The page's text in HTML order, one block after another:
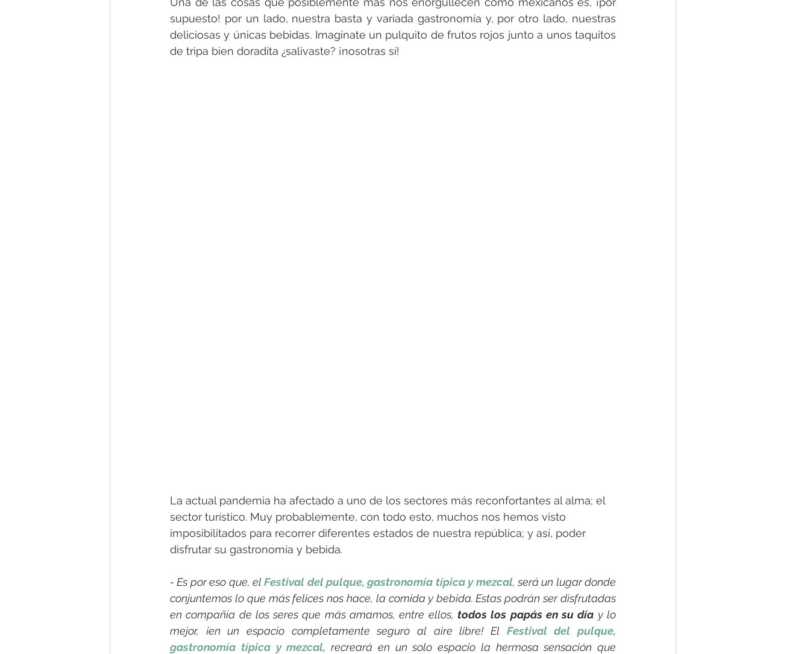
supuesto! por un lado, nuestra basta y variada gastronomía y, por otro lado, nuestras
deliciosas y únicas bebidas. Imagínate un pulquito de frutos rojos junto a unos taquitos
de tripa bien doradita ¿salivaste? ¡nosotras sí!
La actual pandemia ha afectado a uno de los sectores más reconfortantes al alma; el
sector turístico. Muy probablemente, con todo esto, muchos nos hemos visto
imposibilitados para recorrer diferentes estados de nuestra república; y así, poder
disfrutar su gastronomía y bebida.
- Es por eso que, el Festival del pulque, gastronomía típica y mezcal, será un lugar donde
conjuntemos lo que más felices nos hace, la comida y bebida. Estas podrán ser disfrutadas
en compañía de los seres que más amamos, entre ellos, todos los papás en su día y lo
mejor, ¡en un espacio completamente seguro al aire libre! El Festival del pulque,
gastronomía típica y mezcal, recreará en un solo espacio la hermosa sensación que